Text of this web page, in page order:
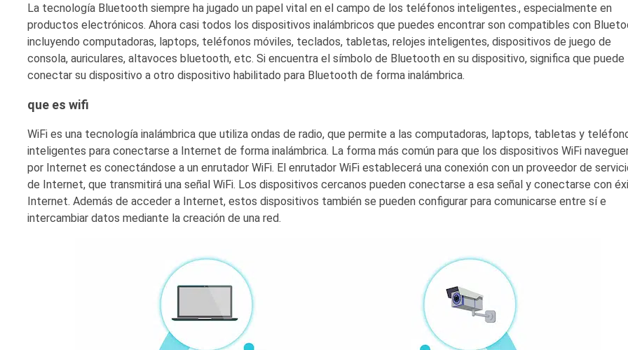
La tecnología Bluetooth siempre ha jugado un papel vital en el campo de los teléfonos inteligentes., especialmente en
productos electrónicos. Ahora casi todos los dispositivos inalámbricos que puedes encontrar son compatibles con
incluyendo computadoras, laptops, teléfonos móviles, teclados, tabletas, relojes inteligentes, dispositivos de juego de
consola, auriculares, altavoces bluetooth, etc. Si encuentra el símbolo de Bluetooth en su dispositivo, significa que puede
conectar su dispositivo a otro dispositivo habilitado para Bluetooth de forma inalámbrica.
que es wifi
WiFi es una tecnología inalámbrica que utiliza ondas de radio, que permite a las computadoras, laptops, tabletas y
inteligentes para conectarse a Internet de forma inalámbrica. La forma más común para que los dispositivos WiFi
por Internet es conectándose a un enrutador WiFi. El enrutador WiFi establecerá una conexión con un proveedor de
de Internet, que transmitirá una señal WiFi. Los dispositivos cercanos pueden conectarse a esa señal y conectarse con
Internet. Además de acceder a Internet, estos dispositivos también se pueden configurar para comunicarse entre sí e
intercambiar datos mediante la creación de una red.